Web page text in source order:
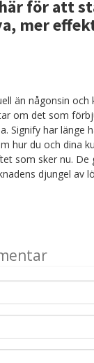
för att
mer
än någonsin
om det som
Signify har länge
hur du och dina
som sker nu. De
djungel av